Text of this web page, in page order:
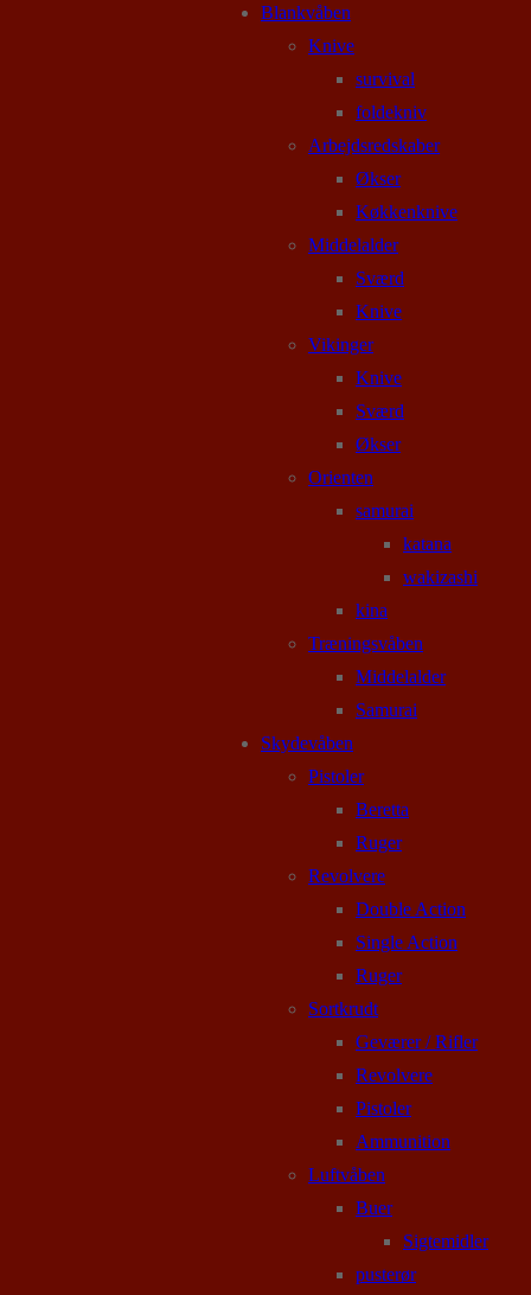
Blankvåben
Knive
survival
foldekniv
Arbejdsredskaber
Økser
Køkkenknive
Middelalder
Sværd
Knive
Vikinger
Knive
Sværd
Økser
Orienten
samurai
katana
wakizashi
kina
Træningsvåben
Middelalder
Samurai
Skydevåben
Pistoler
Beretta
Ruger
Revolvere
Double Action
Single Action
Ruger
Sortkrudt
Geværer / Rifler
Revolvere
Pistoler
Ammunition
Luftvåben
Buer
Sigtemidler
pusterør